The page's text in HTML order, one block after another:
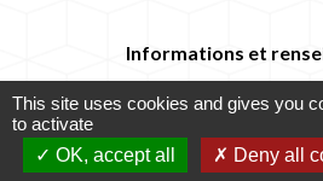
Informations et
02 41 70 90 21 /
This site uses cookies and gives you
to activate
OK, accept all
Deny all